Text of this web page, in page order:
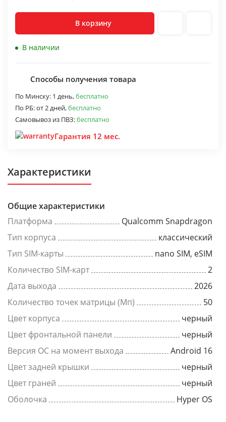
В корзину
В наличии
Способы получения товара
По Минску: 1 день,бесплатно
По РБ:от 2 дней,бесплатно
Самовывоз из ПВЗ:бесплатно
Гарантия 12 мес.
Характеристики
Общие характеристики
Платформа
Qualcomm Snapdragon
Тип корпуса
классический
Тип SIM-карты
nano SIM, eSIM
Количество SIM-карт
2
Дата выхода
2026
Количество точек матрицы (Мп)
50
Цвет корпуса
черный
Цвет фронтальной панели
черный
Версия ОС на момент выхода
Android 16
Цвет задней крышки
черный
Цвет граней
черный
Оболочка
Hyper OS